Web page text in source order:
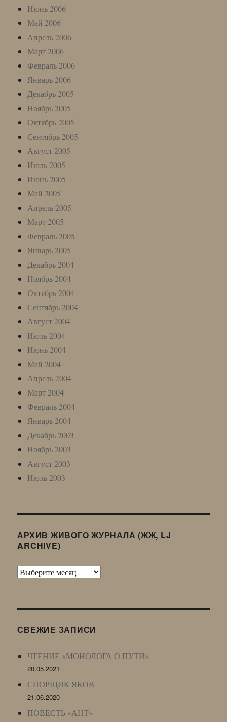
Июнь 2006
Май 2006
Апрель 2006
Март 2006
Февраль 2006
Январь 2006
Декабрь 2005
Ноябрь 2005
Октябрь 2005
Сентябрь 2005
Август 2005
Июль 2005
Июнь 2005
Май 2005
Апрель 2005
Март 2005
Февраль 2005
Январь 2005
Декабрь 2004
Ноябрь 2004
Октябрь 2004
Сентябрь 2004
Август 2004
Июль 2004
Июнь 2004
Май 2004
Апрель 2004
Март 2004
Февраль 2004
Январь 2004
Декабрь 2003
Ноябрь 2003
Август 2003
Июль 2003
АРХИВ ЖИВОГО ЖУРНАЛА (ЖЖ, LJ
ARCHIVE)
Архив
LJ
СВЕЖИЕ ЗАПИСИ
ЧТЕНИЕ «МОНОЛОГА О ПУТИ»
20.05.2021
СПОРЩИК ЯКОВ
21.06.2020
ПОВЕСТЬ «АНТ»